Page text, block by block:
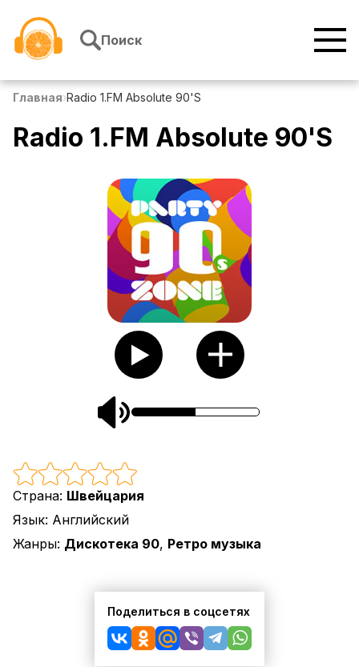
Поиск
Главная›Radio 1.FM Absolute 90'S
Radio 1.FM Absolute 90'S
Страна: Швейцария
Язык: Английский
Жанры: Дискотека 90, Ретро музыка
Поделиться в соцсетях